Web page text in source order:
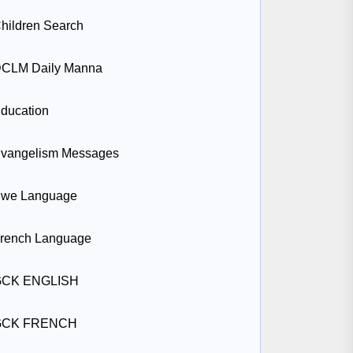
Search
Daily Manna
Messages
Language
Language
ENGLISH
FRENCH